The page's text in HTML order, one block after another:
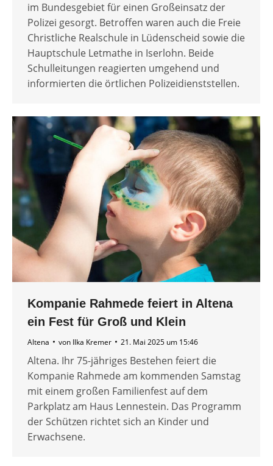
im Bundesgebiet für einen Großeinsatz der
Polizei gesorgt. Betroffen waren auch die Freie
Christliche Realschule in Lüdenscheid sowie die
Hauptschule Letmathe in Iserlohn. Beide
Schulleitungen reagierten umgehend und
informierten die örtlichen Polizeidienststellen.
Kompanie Rahmede feiert in Altena
ein Fest für Groß und Klein
Altena von Ilka Kremer 21. Mai 2025 um 15:46
Altena. Ihr 75-jähriges Bestehen feiert die
Kompanie Rahmede am kommenden Samstag
mit einem großen Familienfest auf dem
Parkplatz am Haus Lennestein. Das Programm
der Schützen richtet sich an Kinder und
Erwachsene.